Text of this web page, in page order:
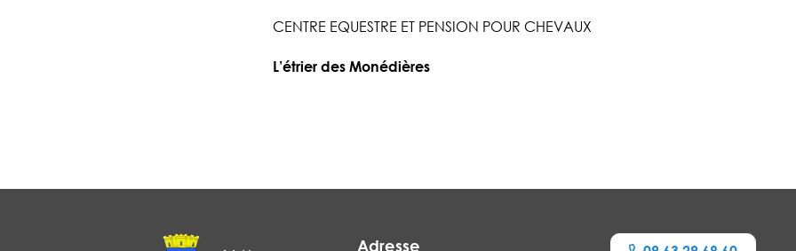
CENTRE EQUESTRE ET PENSION POUR CHEVAUX
L’étrier des Monédières
Adresse